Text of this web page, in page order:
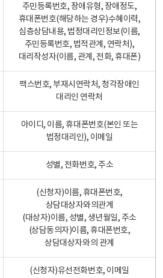
주민등록번호, 장애유형, 장애정도,
휴대폰번호(해당하는 경우)수혜이력,
심층상담내용, 법정대리인정보(이름,
주민등록번호, 법적관계, 연락처),
대리작성자(이름, 관계, 전화, 휴대폰)
팩스번호, 부재시연락처, 청각장애인
대리인 연락처
아이디, 이름, 휴대폰번호(본인 또는
법정대리인), 이메일
성별, 전화번호, 주소
(신청자)이름, 휴대폰번호,
상담대상자와의관계
(대상자)이름, 성별, 생년월일, 주소
(상담동의자)이름, 휴대폰번호,
상담대상자와의 관계
(신청자)유선전화번호, 이메일